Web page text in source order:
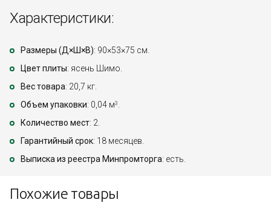
Характеристики:
Размеры (Д×Ш×В): 90×53×75 см.
Цвет плиты: ясень Шимо.
Вес товара: 20,7 кг.
Объем упаковки: 0,04 м3 .
Количество мест: 2.
Гарантийный срок: 18 месяцев.
Выписка из реестра Минпромторга: есть.
Похожие товары